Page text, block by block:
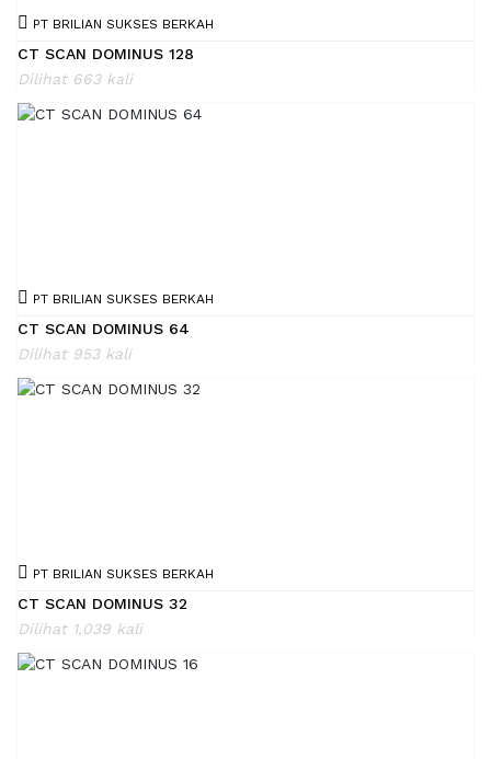
PT BRILIAN SUKSES BERKAH
CT SCAN DOMINUS 128
Dilihat 663 kali
PT BRILIAN SUKSES BERKAH
CT SCAN DOMINUS 64
Dilihat 953 kali
PT BRILIAN SUKSES BERKAH
CT SCAN DOMINUS 32
Dilihat 1,039 kali